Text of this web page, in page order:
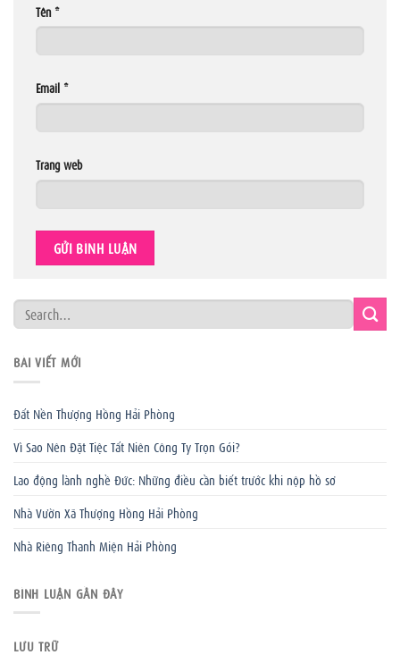
Tên *
Email *
Trang web
BÀI VIẾT MỚI
Đất Nền Thượng Hồng Hải Phòng
Vì Sao Nên Đặt Tiệc Tất Niên Công Ty Trọn Gói?
Lao động lành nghề Đức: Những điều cần biết trước khi nộp hồ sơ
Nhà Vườn Xã Thượng Hồng Hải Phòng
Nhà Riêng Thanh Miện Hải Phòng
BÌNH LUẬN GẦN ĐÂY
LƯU TRỮ